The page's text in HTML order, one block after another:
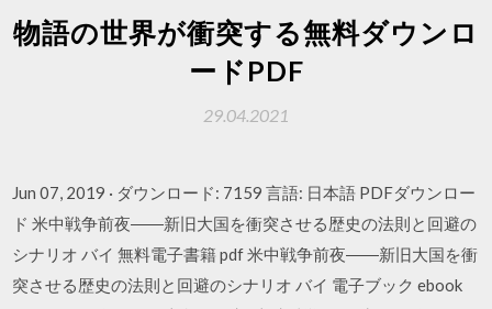
物語の世界が衝突する無料ダウンロ
ードPDF
29.04.2021
Jun 07, 2019 · ダウンロード: 7159 言語: 日本語 PDFダウンロー
ド 米中戦争前夜――新旧大国を衝突させる歴史の法則と回避の
シナリオ バイ 無料電子書籍 pdf 米中戦争前夜――新旧大国を衝
突させる歴史の法則と回避のシナリオ バイ 電子ブック ebook